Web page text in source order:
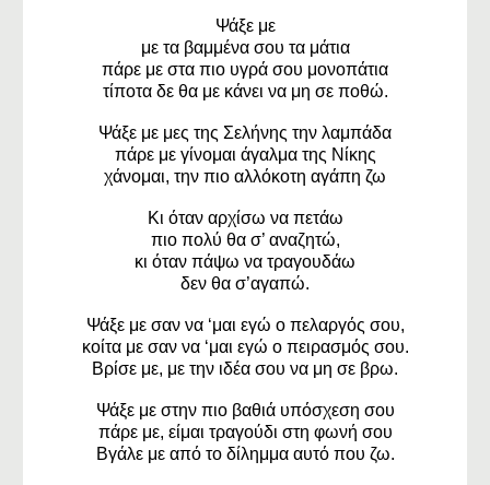
Ψάξε με
με τα βαμμένα σου τα μάτια
πάρε με στα πιο υγρά σου μονοπάτια
τίποτα δε θα με κάνει να μη σε ποθώ.
Ψάξε με μες της Σελήνης την λαμπάδα
πάρε με γίνομαι άγαλμα της Νίκης
χάνομαι, την πιο αλλόκοτη αγάπη ζω
Κι όταν αρχίσω να πετάω
πιο πολύ θα σ’ αναζητώ,
κι όταν πάψω να τραγουδάω
δεν θα σ’αγαπώ.
Ψάξε με σαν να ‘μαι εγώ ο πελαργός σου,
κοίτα με σαν να ‘μαι εγώ ο πειρασμός σου.
Βρίσε με, με την ιδέα σου να μη σε βρω.
Ψάξε με στην πιο βαθιά υπόσχεση σου
πάρε με, είμαι τραγούδι στη φωνή σου
Βγάλε με από το δίλημμα αυτό που ζω.